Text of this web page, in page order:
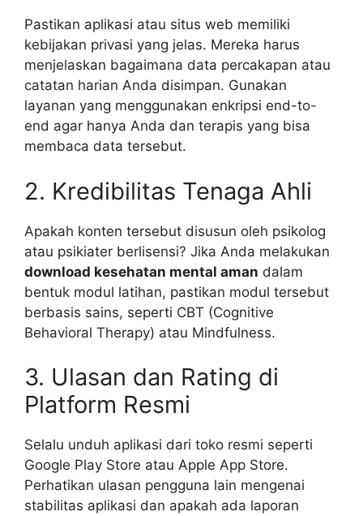
Pastikan aplikasi atau situs web memiliki
kebijakan privasi yang jelas. Mereka harus
menjelaskan bagaimana data percakapan atau
catatan harian Anda disimpan. Gunakan
layanan yang menggunakan enkripsi end-to-
end agar hanya Anda dan terapis yang bisa
membaca data tersebut.
2. Kredibilitas Tenaga Ahli
Apakah konten tersebut disusun oleh psikolog
atau psikiater berlisensi? Jika Anda melakukan
download kesehatan mental aman dalam
bentuk modul latihan, pastikan modul tersebut
berbasis sains, seperti CBT (Cognitive
Behavioral Therapy) atau Mindfulness.
3. Ulasan dan Rating di
Platform Resmi
Selalu unduh aplikasi dari toko resmi seperti
Google Play Store atau Apple App Store.
Perhatikan ulasan pengguna lain mengenai
stabilitas aplikasi dan apakah ada laporan